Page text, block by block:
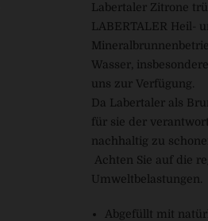
Labertaler Zitrone
LABERTALER Heil-
Wasser,
uns zur Verfügung.
Da Labertaler als
für sie der
nachhaltig zu
Achten Sie auf die
Umweltbelastungen.
Abgefüllt mit